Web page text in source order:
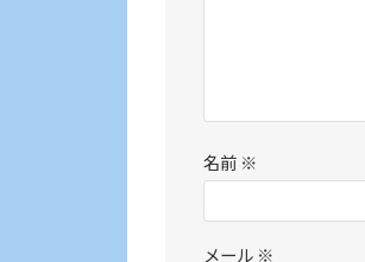
名前 ※
メール ※